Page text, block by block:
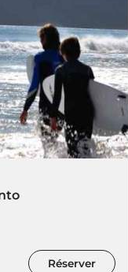
Réserver